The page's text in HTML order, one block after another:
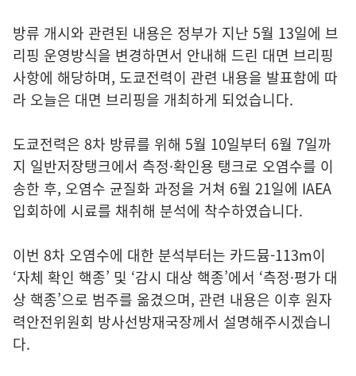
방류 개시와 관련된 내용은 정부가 지난 5월 13일에 브
리핑 운영방식을 변경하면서 안내해 드린 대면 브리핑
사항에 해당하며, 도쿄전력이 관련 내용을 발표함에 따
라 오늘은 대면 브리핑을 개최하게 되었습니다.
도쿄전력은 8차 방류를 위해 5월 10일부터 6월 7일까
지 일반저장탱크에서 측정·확인용 탱크로 오염수를 이
송한 후, 오염수 균질화 과정을 거쳐 6월 21일에 IAEA
입회하에 시료를 채취해 분석에 착수하였습니다.
이번 8차 오염수에 대한 분석부터는 카드뮴-113m이
‘자체 확인 핵종’ 및 ‘감시 대상 핵종’에서 ‘측정·평가 대
상 핵종’으로 범주를 옮겼으며, 관련 내용은 이후 원자
력안전위원회 방사선방재국장께서 설명해주시겠습니
다.